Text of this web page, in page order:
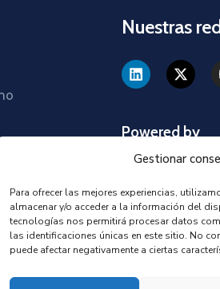
Gestionar
Para ofrecer las mejores experiencias,
almacenar y/o acceder a la información del
tecnologías nos permitirá procesar datos
las identificaciones únicas en este sitio. No
puede afectar negativamente a ciertas
eventos
Nuestras
Powered by